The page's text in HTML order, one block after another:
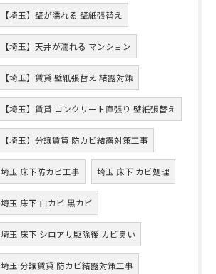
【埼玉】壁が濡れる 壁紙張替え
【埼玉】天井が濡れる マンション
【埼玉】賃貸 壁紙張替え 結露対策
【埼玉】賃貸 コンクリート直張り 壁紙張替え
【埼玉】分譲賃貸 防カビ結露対策工事
埼玉 床下防カビ工事 埼玉 床下 カビ処理
埼玉 床下 白カビ 黒カビ
埼玉 床下 シロアリ駆除後 カビ臭い
埼玉 分譲賃貸 防カビ結露対策工事